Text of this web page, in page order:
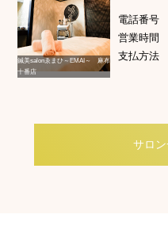
鍼美salonゑまひ～EMAI～ 麻布
十番店
電話番号
営業時間
支払方法
サロ